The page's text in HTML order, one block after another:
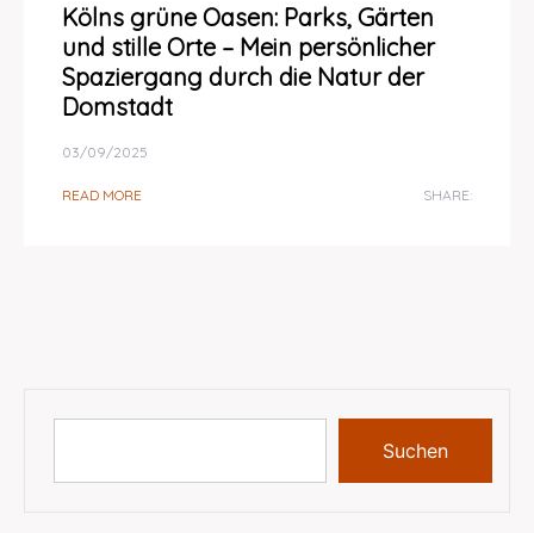
Kölns grüne Oasen: Parks, Gärten
und stille Orte – Mein persönlicher
Spaziergang durch die Natur der
Domstadt
03/09/2025
READ MORE SHARE:
Suchen